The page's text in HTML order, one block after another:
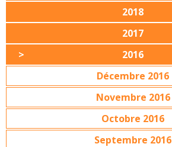
2018
2017
2016
Décembre 2016
Novembre 2016
Octobre 2016
Septembre 2016